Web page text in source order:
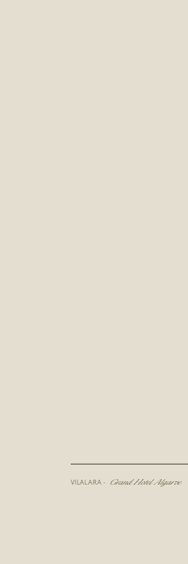
VILALARA - Grand Hotel Algarve